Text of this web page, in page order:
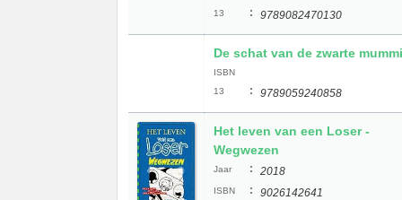
13
: 9789082470130
De schat van de zwarte
ISBN
13
: 9789059240858
Het leven van een Loser -
Wegwezen
Jaar : 2018
ISBN : 9026142641